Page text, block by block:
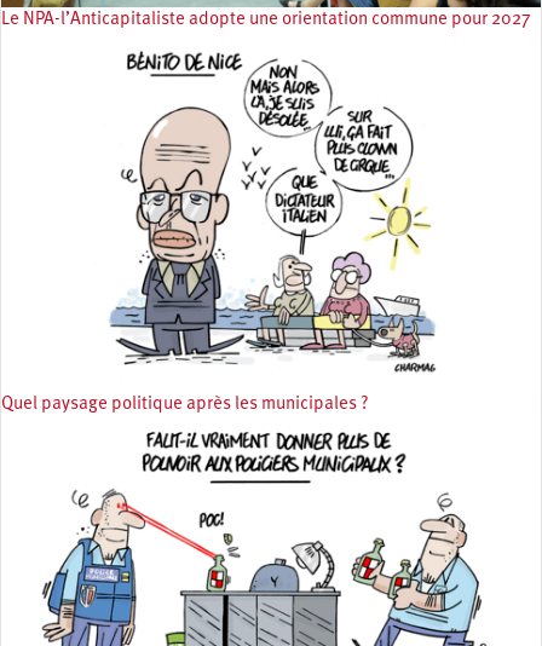
Le NPA-l’Anticapitaliste adopte une orientation commune pour 2027
Quel paysage politique après les municipales ?